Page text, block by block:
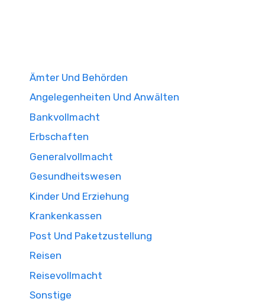
Ämter Und Behörden
Angelegenheiten Und Anwälten
Bankvollmacht
Erbschaften
Generalvollmacht
Gesundheitswesen
Kinder Und Erziehung
Krankenkassen
Post Und Paketzustellung
Reisen
Reisevollmacht
Sonstige